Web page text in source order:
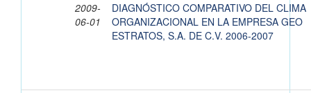
2009-
06-01
DIAGNÓSTICO COMPARATIVO DEL CLIMA
ORGANIZACIONAL EN LA EMPRESA GEO
ESTRATOS, S.A. DE C.V. 2006-2007